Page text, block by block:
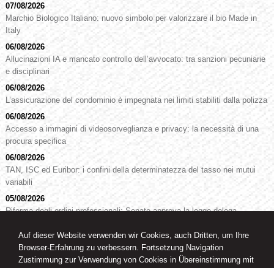
Auf dieser Website verwenden wir Cookies, auch Dritten, um Ihre
Browser-Erfahrung zu verbessern. Fortsetzung Navigation
Zustimmung zur Verwendung von Cookies in Übereinstimmung mit
07/08/2026
Marchio Biologico Italiano: nuovo simbolo per valorizzare il bio Made in
Italy
06/08/2026
Allucinazioni IA e mancato controllo dell’avvocato: tra sanzioni pecuniarie
e disciplinari
06/08/2026
L’assicurazione del condominio è impegnata nei limiti stabiliti dalla polizza
06/08/2026
Accesso a immagini di videosorveglianza e privacy: la necessità di una
procura specifica
06/08/2026
TAN, ISC ed Euribor: i confini della determinatezza del tasso nei mutui
variabili
05/08/2026
Riforma degli ordini professionali: Senato approva la legge delega
RA. Dr. Oswald Knoll